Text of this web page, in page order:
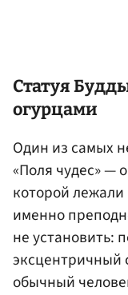
Статуя
огурцами
Один из самых
«Поля чудес» —
которой
именно
не установить:
эксцентричный
обычный